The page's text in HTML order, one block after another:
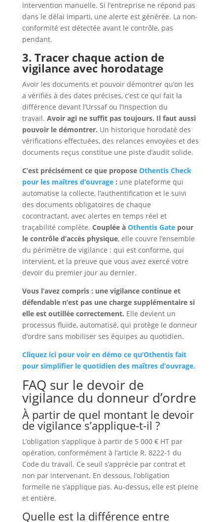
intervention manuelle. Si l’entreprise ne répond pas
dans le délai imparti, une alerte est générée. La non-
conformité est détectée avant le contrôle, pas
pendant.
3. Tracer chaque action de
vigilance avec horodatage
Avoir les documents et pouvoir démontrer qu’on les
a vérifiés à des dates précises, c’est ce qui fait la
différence devant l’Urssaf ou l’Inspection du
travail. Avoir agi ne suffit pas toujours. Il faut aussi
pouvoir le démontrer. Un historique horodaté des
vérifications effectuées, des relances envoyées et des
documents reçus constitue une piste d’audit solide.
C’est précisément ce que propose Othentis Check
pour les maîtres d’ouvrage: une plateforme qui
automatise la collecte, l’authentification et le suivi
des documents obligatoires de chaque
cocontractant, avec alertes en temps réel et
traçabilité complète. Couplée à Othentis Gatepour
le contrôle d’accès physique, elle couvre l’ensemble
du périmètre de vigilance : qui est conforme, qui
intervient, et la preuve que vous avez exercé votre
devoir du premier jour au dernier.
Vous l’avez compris : une vigilance continue et
défendable n’est pas une charge supplémentaire si
elle est outillée correctement. Elle devient un
processus fluide, automatisé, qui protège le donneur
d’ordre sans mobiliser ses équipes au quotidien.
Cliquez ici pour voir en démo ce qu’Othentis fait
pour simplifier le quotidien des maîtres d’ouvrage.
FAQ sur le devoir de
vigilance du donneur d’ordre
À partir de quel montant le devoir
de vigilance s’applique-t-il ?
L’obligation s’applique à partir de 5 000 € HT par
opération, conformément à l’article R. 8222-1 du
Code du travail. Ce seuil s’apprécie par contrat et
non par intervenant. En dessous, l’obligation
formelle ne s’applique pas. Au-dessus, elle est pleine
et entière.
Quelle est la différence entre